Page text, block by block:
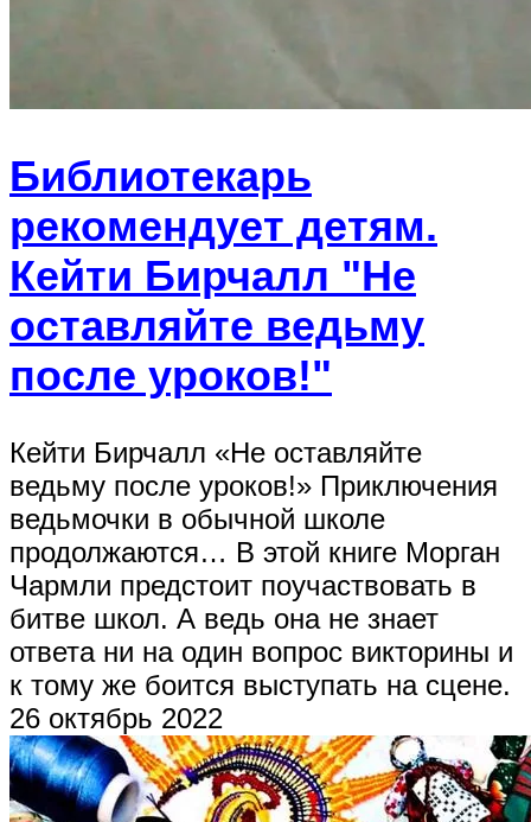
Библиотекарь
рекомендует детям.
Кейти Бирчалл "Не
оставляйте ведьму
после уроков!"
Кейти Бирчалл «Не оставляйте
ведьму после уроков!» Приключения
ведьмочки в обычной школе
продолжаются… В этой книге Морган
Чармли предстоит поучаствовать в
битве школ. А ведь она не знает
ответа ни на один вопрос викторины и
к тому же боится выступать на сцене.
26 октябрь 2022